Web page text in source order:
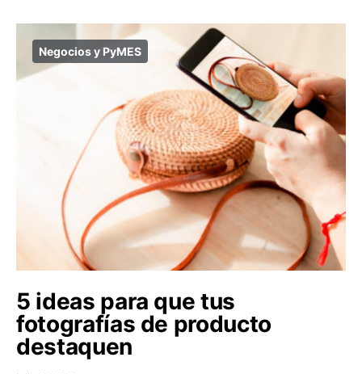
Negocios y PyMES
5 ideas para que tus
fotografías de producto
destaquen